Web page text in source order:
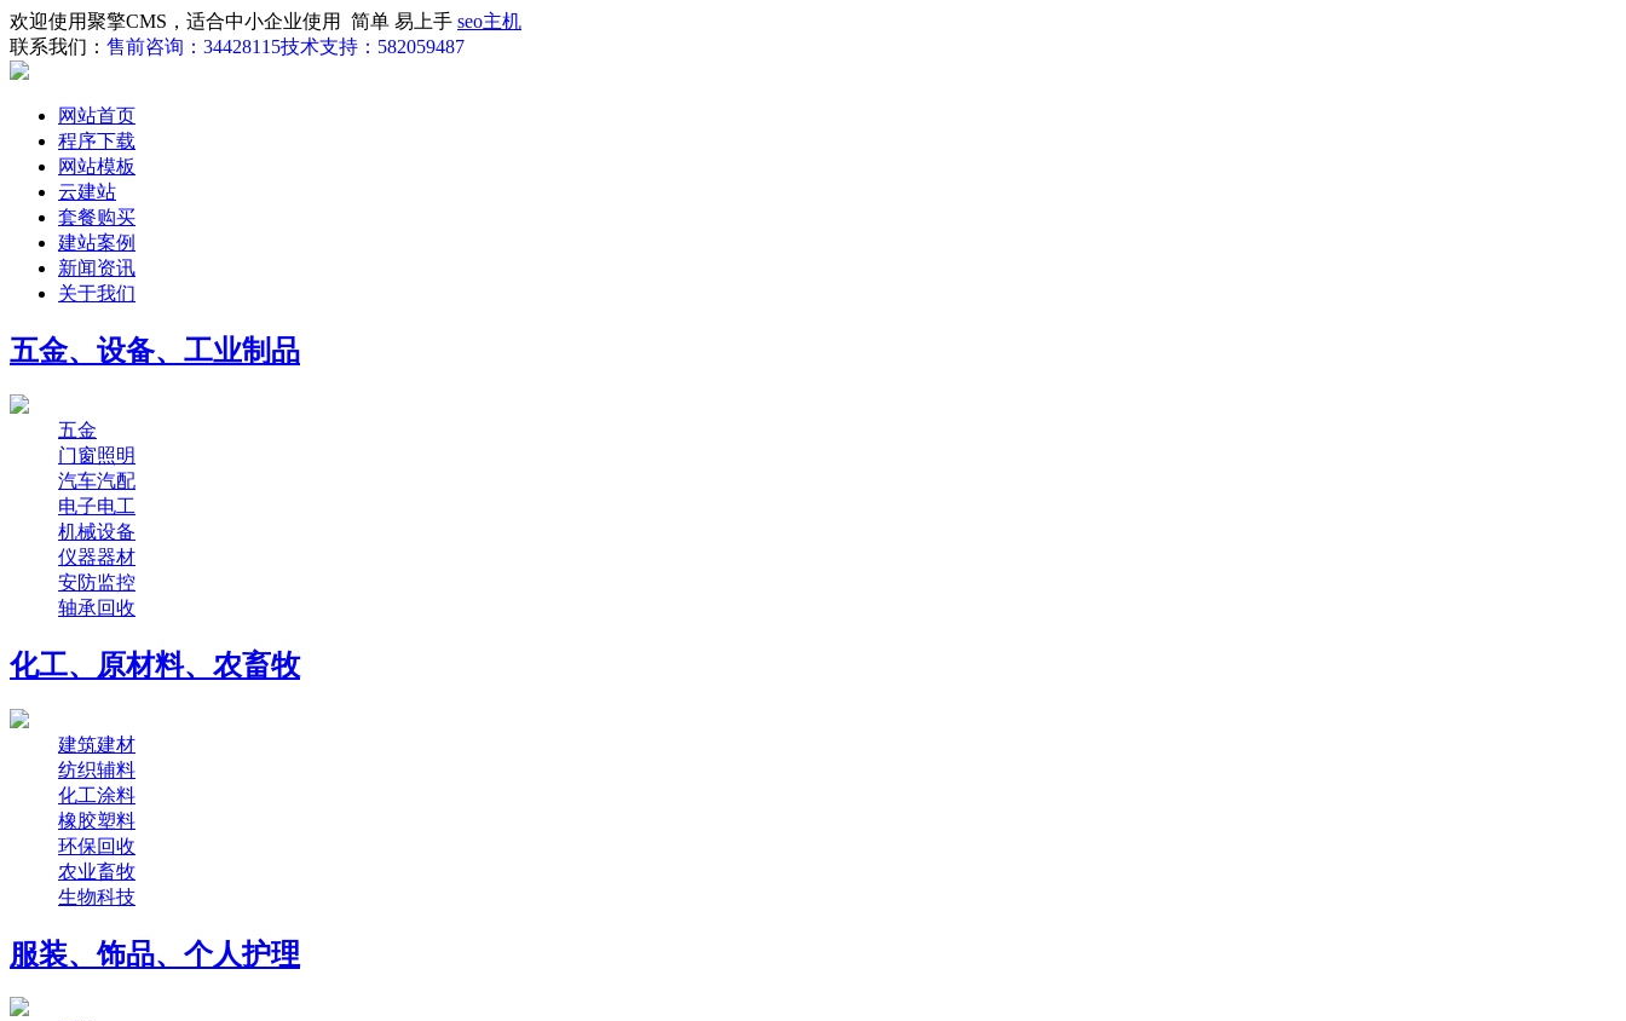
欢迎使用聚擎CMS，适合中小企业使用 简单 易上手 seo主机
联系我们： 售前咨询：34428115技术支持：582059487
网站首页
程序下载
网站模板
云建站
套餐购买
建站案例
新闻资讯
关于我们
五金、设备、工业制品
五金
门窗照明
汽车汽配
电子电工
机械设备
仪器器材
安防监控
轴承回收
化工、原材料、农畜牧
建筑建材
纺织辅料
化工涂料
橡胶塑料
环保回收
农业畜牧
生物科技
服装、饰品、个人护理